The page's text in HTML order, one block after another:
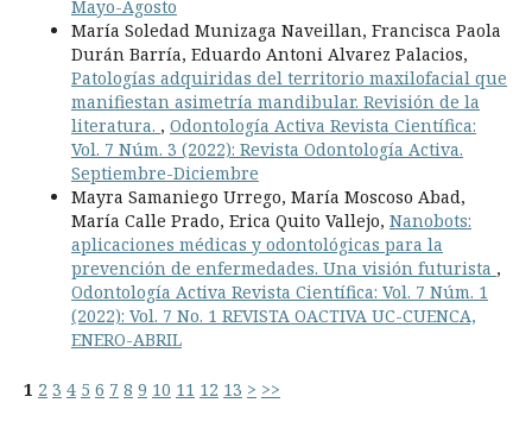
Mayo-Agosto
María Soledad Munizaga Naveillan, Francisca Paola
Durán Barría, Eduardo Antoni Alvarez Palacios,
Patologías adquiridas del territorio maxilofacial que
manifiestan asimetría mandibular. Revisión de la
literatura. , Odontología Activa Revista Científica:
Vol. 7 Núm. 3 (2022): Revista Odontología Activa.
Septiembre-Diciembre
Mayra Samaniego Urrego, María Moscoso Abad,
María Calle Prado, Erica Quito Vallejo, Nanobots:
aplicaciones médicas y odontológicas para la
prevención de enfermedades. Una visión futurista ,
Odontología Activa Revista Científica: Vol. 7 Núm. 1
(2022): Vol. 7 No. 1 REVISTA OACTIVA UC-CUENCA,
ENERO-ABRIL
1 2 3 4 5 6 7 8 9 10 11 12 13 > >>